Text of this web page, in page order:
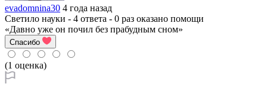
evadomnina30 4 года назад
Светило науки - 4 ответа - 0 раз оказано помощи
«Давно уже он почил без прабудным сном»
Спасибо
(1 оценка)